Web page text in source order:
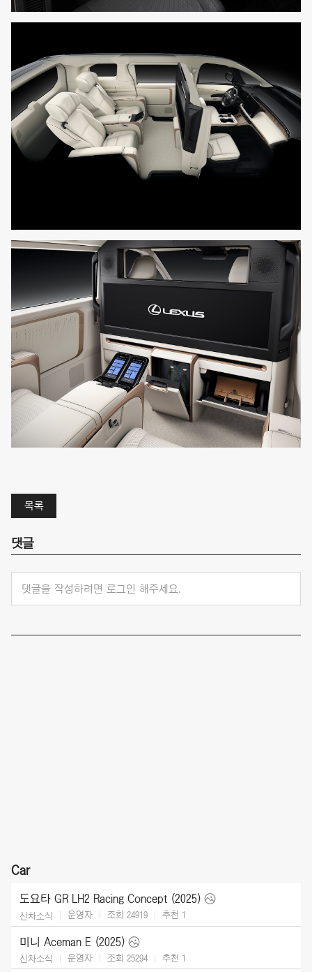
목록
댓글
댓글을 작성하려면 로그인 해주세요.
Car
도요타 GR LH2 Racing Concept (2025)
신차소식 운영자 조회 24919 추천 1
미니 Aceman E (2025)
신차소식 운영자 조회 25294 추천 1